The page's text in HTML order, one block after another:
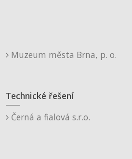
Muzeum města Brna, p. o.
Technické řešení
Černá a fialová s.r.o.